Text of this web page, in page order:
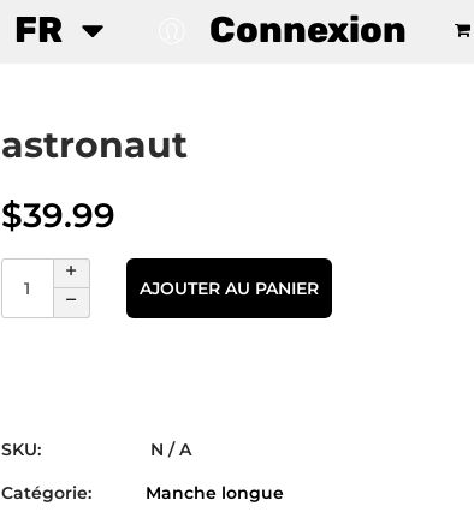
FR Connexion
astronaut
$39.99
AJOUTER AU PANIER
SKU:
N / A
Catégorie:
Manche longue